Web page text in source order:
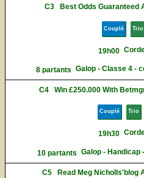
C3 Best Odds Guaranteed
Couplé Trio
19h00
8 partants Galop - Classe 4 -
C4 Win £250.000 With
Couplé Trio
19h30
10 partants Galop - Handicap
C5 Read Meg Nicholls'blog